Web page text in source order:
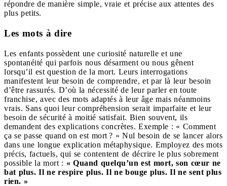
répondre de manière simple, vraie et précise aux attentes des
plus petits.
Les mots à dire
Les enfants possèdent une curiosité naturelle et une
spontanéité qui parfois nous désarment ou nous gênent
lorsqu’il est question de la mort. Leurs interrogations
manifestent leur besoin de comprendre, et par là leur besoin
d’être rassurés. D’où la nécessité de leur parler en toute
franchise, avec des mots adaptés à leur âge mais néanmoins
vrais. Sans quoi leur compréhension serait imparfaite et leur
besoin de sécurité à moitié satisfait. Bien souvent, ils
demandent des explications concrètes. Exemple : « Comment
ça se passe quand on est mort ? » Nul besoin de se lancer alors
dans une longue explication métaphysique. Employez des mots
précis, factuels, qui se contentent de décrire le plus sobrement
possible la mort : « Quand quelqu’un est mort, son cœur ne
bat plus. Il ne respire plus. Il ne bouge plus. Il ne sent plus
rien. »